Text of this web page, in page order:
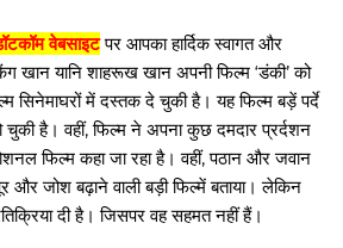
वेबसाइटपर आपका हार्दिक स्वागत और
खान यानि शाहरूख खान अपनी फिल्म ‘डंकी’ को
सिनेमाघरों में दस्तक दे चुकी है। यह फिल्म बड़ें पर्दे
चुकी है। वहीं, फिल्म ने अपना कुछ दमदार प्रर्दशन
फिल्म कहा जा रहा है। वहीं, पठान और जवान
और जोश बढ़ाने वाली बड़ी फिल्में बताया। लेकिन
दी है। जिसपर वह सहमत नहीं हैं।